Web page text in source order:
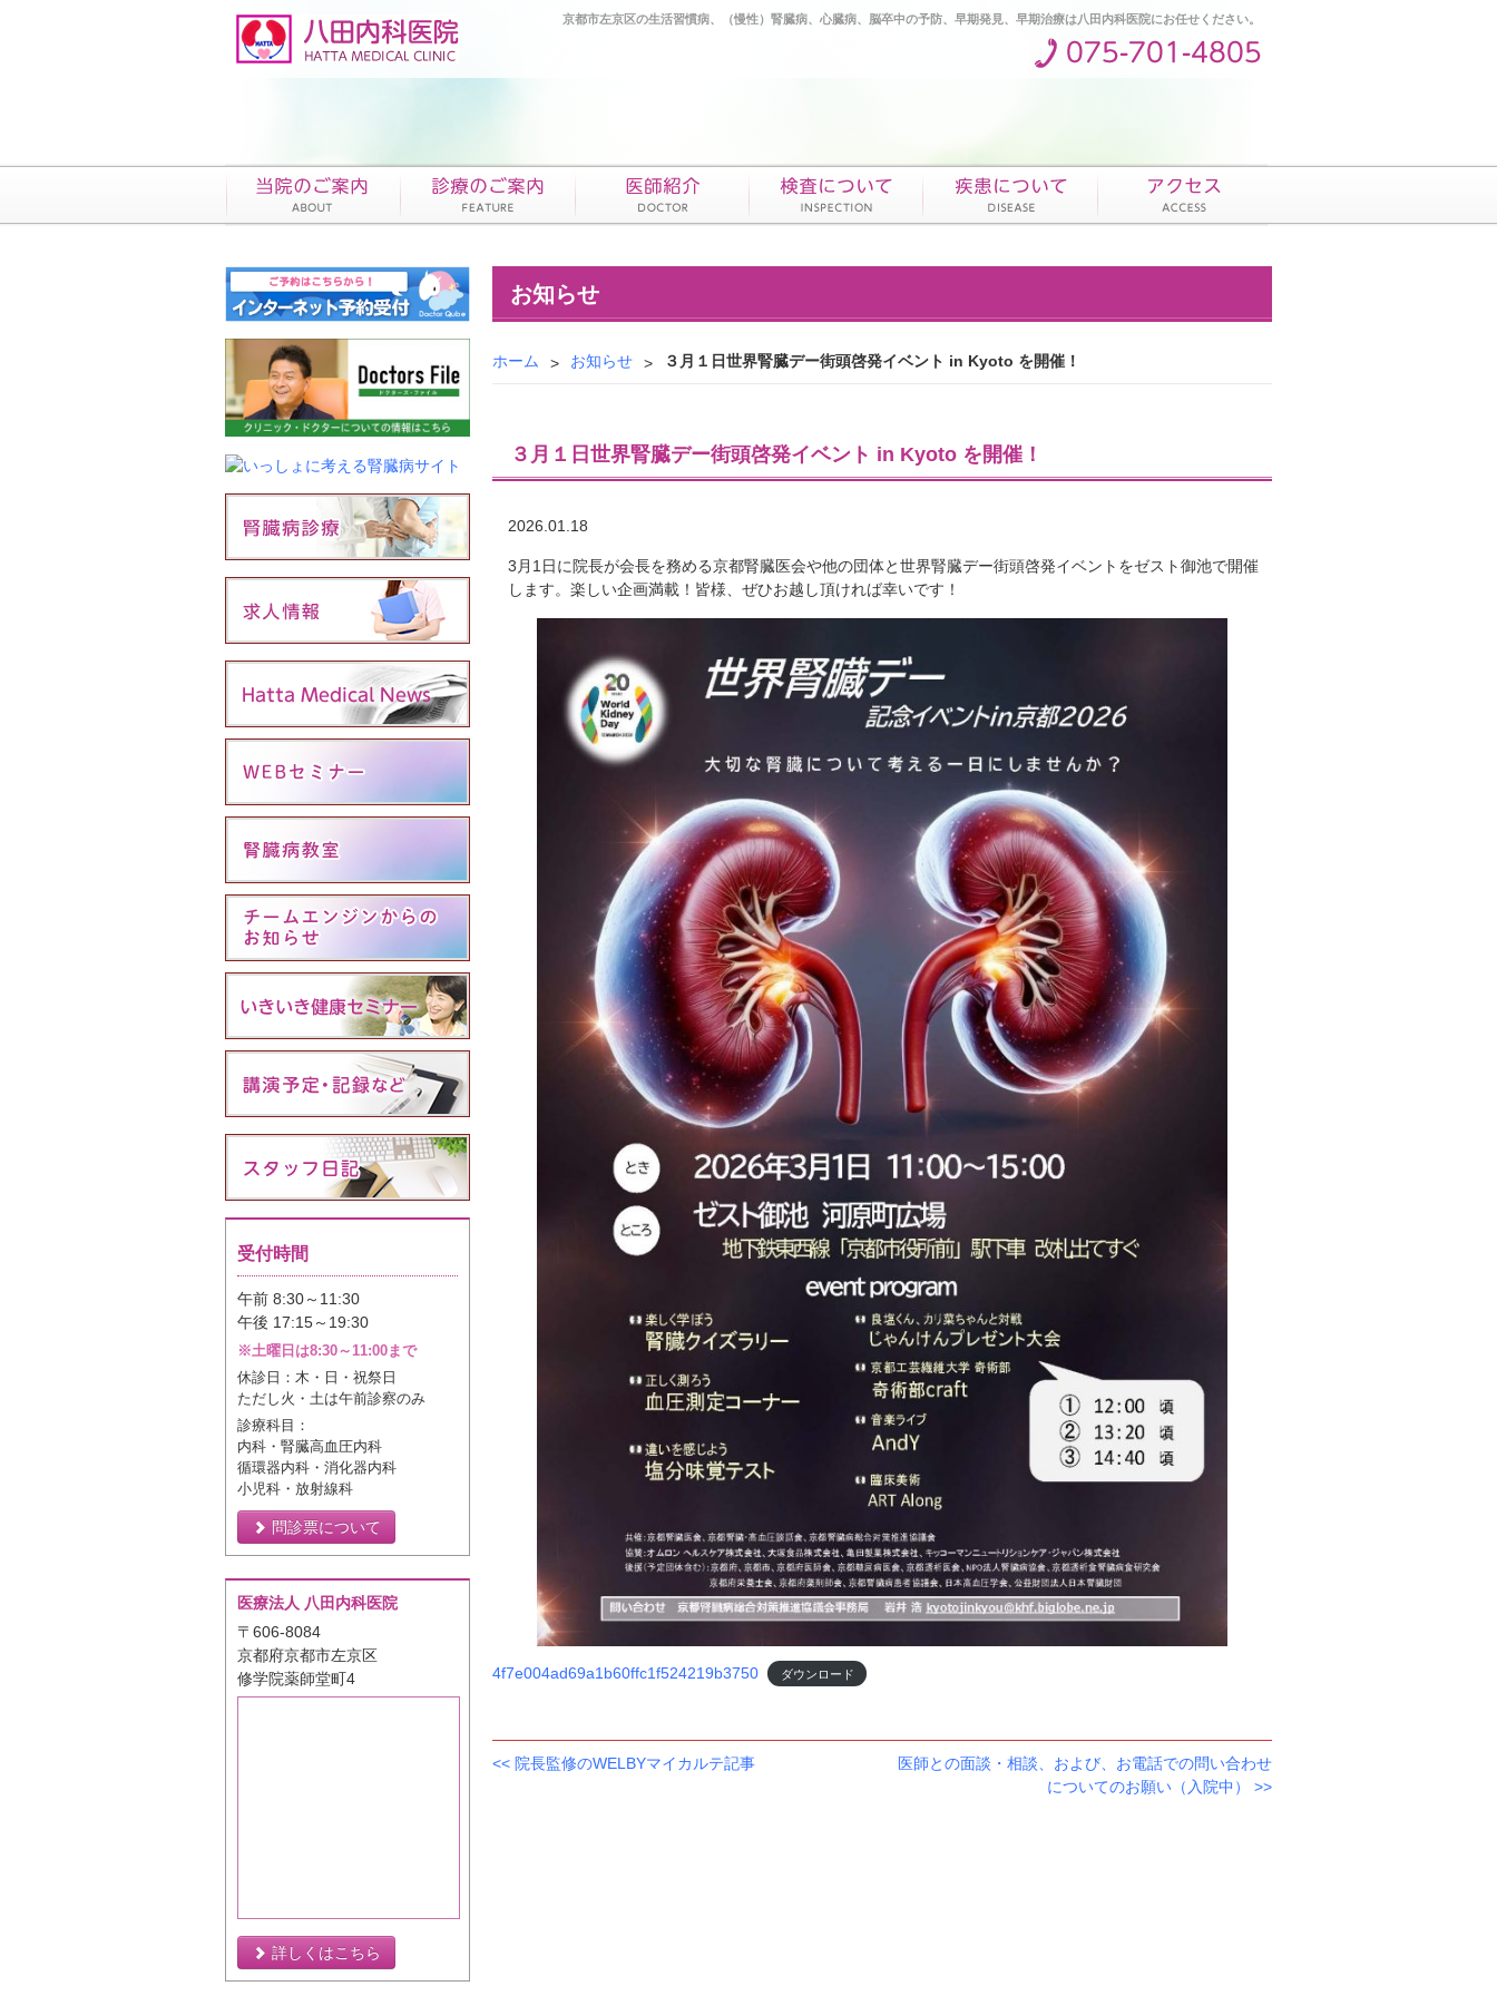
京都市左京区の生活習慣病、（慢性）腎臓病、心臓病、脳卒中の予防、早期発見、早期治療は八田内科医院にお任せください。
受付時間
午前 8:30～11:30
午後 17:15～19:30
※土曜日は8:30～11:00まで
休診日：木・日・祝祭日
ただし火・土は午前診察のみ
診療科目：
内科・腎臓高血圧内科
循環器内科・消化器内科
小児科・放射線科
問診票について
医療法人 八田内科医院
〒606-8084
京都府京都市左京区
修学院薬師堂町4
詳しくはこちら
お知らせ
ホーム お知らせ ３月１日世界腎臓デー街頭啓発イベント in Kyoto を開催！
３月１日世界腎臓デー街頭啓発イベント in Kyoto を開催！
2026.01.18
3月1日に院長が会長を務める京都腎臓医会や他の団体と世界腎臓デー街頭啓発イベントをゼスト御池で開催
します。楽しい企画満載！皆様、ぜひお越し頂ければ幸いです！
4f7e004ad69a1b60ffc1f524219b3750 ダウンロード
<< 院長監修のWELBYマイカルテ記事
医師との面談・相談、および、お電話での問い合わせ
についてのお願い（入院中） >>